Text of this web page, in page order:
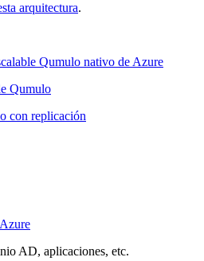
arquitectura.
Qumulo nativo de Azure
Qumulo
con replicación
AD, aplicaciones, etc.